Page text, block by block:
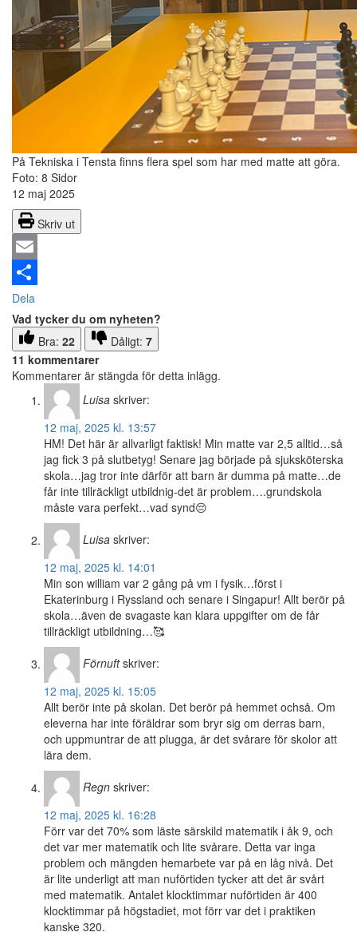
På Tekniska i Tensta finns flera spel som har med matte att göra.
Foto: 8 Sidor
12 maj 2025
Skriv ut
Email
Dela
Vad tycker du om nyheten?
Bra: 22 Dåligt: 7
11 kommentarer
Kommentarer är stängda för detta inlägg.
Luisa skriver:
12 maj, 2025 kl. 13:57
HM! Det här är allvarligt faktisk! Min matte var 2,5 alltid…så
jag fick 3 på slutbetyg! Senare jag började på sjuksköterska
skola…jag tror inte därför att barn är dumma på matte…de
får inte tillräckligt utbildnig-det är problem….grundskola
måste vara perfekt…vad synd😔
Luisa skriver:
12 maj, 2025 kl. 14:01
Min son william var 2 gång på vm i fysik…först i
Ekaterinburg i Ryssland och senare i Singapur! Allt berör på
skola…även de svagaste kan klara uppgifter om de får
tillräckligt utbildning…🥰
Förnuft skriver:
12 maj, 2025 kl. 15:05
Allt berör inte på skolan. Det berör på hemmet ochså. Om
eleverna har inte föräldrar som bryr sig om derras barn,
och uppmuntrar de att plugga, är det svårare för skolor att
lära dem.
Regn skriver:
12 maj, 2025 kl. 16:28
Förr var det 70% som läste särskild matematik i åk 9, och
det var mer matematik och lite svårare. Detta var inga
problem och mängden hemarbete var på en låg nivå. Det
är lite underligt att man nuförtiden tycker att det är svårt
med matematik. Antalet klocktimmar nuförtiden är 400
klocktimmar på högstadiet, mot förr var det i praktiken
kanske 320.